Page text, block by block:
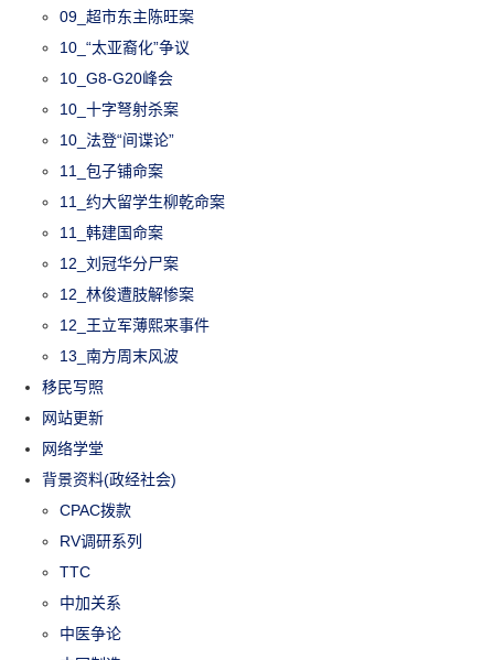
09_超市东主陈旺案
10_“太亚裔化”争议
10_G8-G20峰会
10_十字弩射杀案
10_法登“间谍论”
11_包子铺命案
11_约大留学生柳乾命案
11_韩建国命案
12_刘冠华分尸案
12_林俊遭肢解惨案
12_王立军薄熙来事件
13_南方周末风波
移民写照
网站更新
网络学堂
背景资料(政经社会)
CPAC拨款
RV调研系列
TTC
中加关系
中医争论